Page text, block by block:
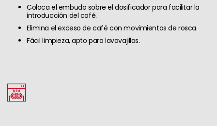
Coloca el embudo sobre el dosificador para facilitar la
introducción del café.
Elimina el exceso de café con movimientos de rosca.
Fácil limpieza, apto para lavavajillas.